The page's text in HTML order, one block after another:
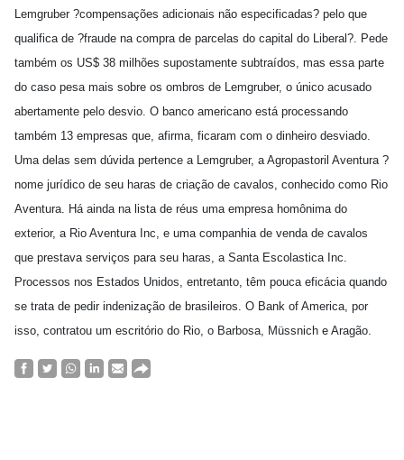
Lemgruber ?compensações adicionais não especificadas? pelo que
qualifica de ?fraude na compra de parcelas do capital do Liberal?. Pede
também os US$ 38 milhões supostamente subtraídos, mas essa parte
do caso pesa mais sobre os ombros de Lemgruber, o único acusado
abertamente pelo desvio. O banco americano está processando
também 13 empresas que, afirma, ficaram com o dinheiro desviado.
Uma delas sem dúvida pertence a Lemgruber, a Agropastoril Aventura ?
nome jurídico de seu haras de criação de cavalos, conhecido como Rio
Aventura. Há ainda na lista de réus uma empresa homônima do
exterior, a Rio Aventura Inc, e uma companhia de venda de cavalos
que prestava serviços para seu haras, a Santa Escolastica Inc.
Processos nos Estados Unidos, entretanto, têm pouca eficácia quando
se trata de pedir indenização de brasileiros. O Bank of America, por
isso, contratou um escritório do Rio, o Barbosa, Müssnich e Aragão.